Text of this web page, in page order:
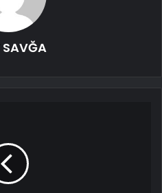
SAVĞA